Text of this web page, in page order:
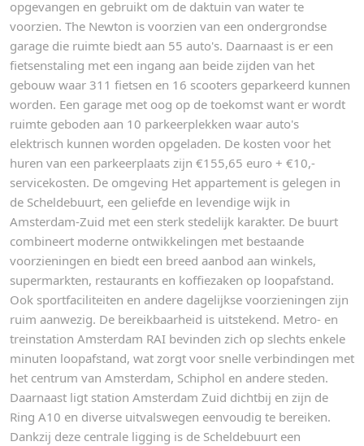
opgevangen en gebruikt om de daktuin van water te
voorzien. The Newton is voorzien van een ondergrondse
garage die ruimte biedt aan 55 auto's. Daarnaast is er een
fietsenstaling met een ingang aan beide zijden van het
gebouw waar 311 fietsen en 16 scooters geparkeerd kunnen
worden. Een garage met oog op de toekomst want er wordt
ruimte geboden aan 10 parkeerplekken waar auto's
elektrisch kunnen worden opgeladen. De kosten voor het
huren van een parkeerplaats zijn €155,65 euro + €10,-
servicekosten. De omgeving Het appartement is gelegen in
de Scheldebuurt, een geliefde en levendige wijk in
Amsterdam-Zuid met een sterk stedelijk karakter. De buurt
combineert moderne ontwikkelingen met bestaande
voorzieningen en biedt een breed aanbod aan winkels,
supermarkten, restaurants en koffiezaken op loopafstand.
Ook sportfaciliteiten en andere dagelijkse voorzieningen zijn
ruim aanwezig. De bereikbaarheid is uitstekend. Metro- en
treinstation Amsterdam RAI bevinden zich op slechts enkele
minuten loopafstand, wat zorgt voor snelle verbindingen met
het centrum van Amsterdam, Schiphol en andere steden.
Daarnaast ligt station Amsterdam Zuid dichtbij en zijn de
Ring A10 en diverse uitvalswegen eenvoudig te bereiken.
Dankzij deze centrale ligging is de Scheldebuurt een